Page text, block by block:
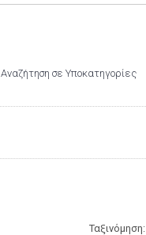
Αναζήτηση σε Υποκατηγορίες
Ταξινόμηση: